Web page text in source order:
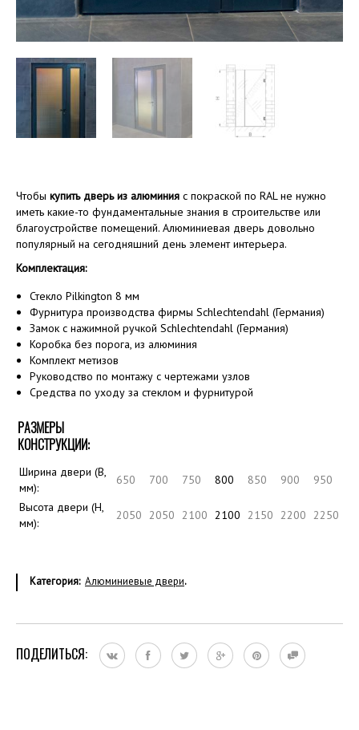
Чтобы купить дверь из алюминия с покраской по RAL не нужно
иметь какие-то фундаментальные знания в строительстве или
благоустройстве помещений. Алюминиевая дверь довольно
популярный на сегодняшний день элемент интерьера.
Комплектация:
Стекло Pilkington 8 мм
Фурнитура производства фирмы Schlechtendahl (Германия)
Замок с нажимной ручкой Schlechtendahl (Германия)
Коробка без порога, из алюминия
Комплект метизов
Руководство по монтажу с чертежами узлов
Средства по уходу за стеклом и фурнитурой
РАЗМЕРЫ
КОНСТРУКЦИИ:
Ширина двери (B,
мм):
650 700 750 800 850 900
950
Высота двери (H,
мм):
2050 2050 2100 2100 2150 2200 2250
Категория: Алюминиевые двери.
ПОДЕЛИТЬСЯ: